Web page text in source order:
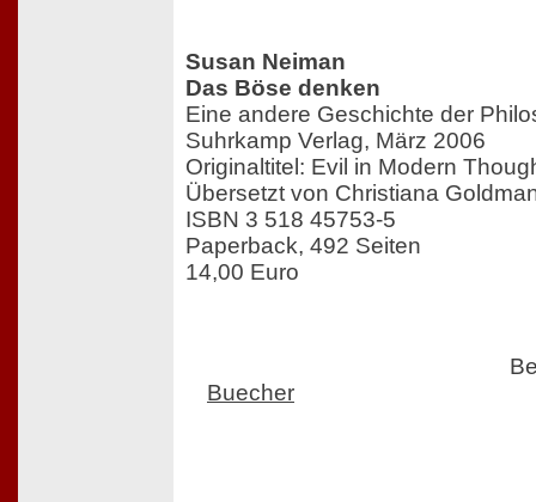
Susan Neiman
Das Böse denken
Eine andere Geschichte der
Suhrkamp Verlag, März 2006
Originaltitel: Evil in Modern
Übersetzt von Christiana
ISBN 3 518 45753-5
Paperback, 492 Seiten
14,00 Euro
Buecher